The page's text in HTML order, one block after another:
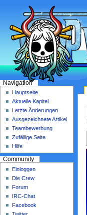
Navigation
Hauptseite
Aktuelle Kapitel
Letzte Änderungen
Ausgezeichnete Artikel
Teambewerbung
Zufällige Seite
Hilfe
Community
Einloggen
Die Crew
Forum
IRC-Chat
Facebook